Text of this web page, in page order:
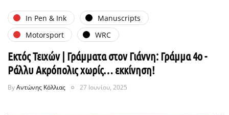
In Pen & Ink
Manuscripts
Motorsport
WRC
Εκτός Τειχών | Γράμματα στον Γιάννη: Γράμμα 4ο -
Ράλλυ Ακρόπολις χωρίς… εκκίνηση!
ByΑντώνης Κόλλιας 27 Ιουνίου, 2025